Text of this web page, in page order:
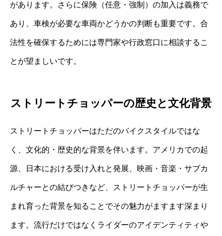
があります。さらに保険（任意・強制）の加入は義務で
あり、車検が必要な車両かどうかの判断も重要です。合
法性を確保するためには専門家や行政窓口に相談するこ
とが望ましいです。
ストリートチョッパーの歴史と文化背景
ストリートチョッパーはただのバイクスタイルではな
く、文化的・歴史的な背景を伴います。アメリカでの起
源、日本における受け入れと発展、映画・音楽・サブカ
ルチャーとの結びつきなど、ストリートチョッパーが生
まれ育った背景を知ることでその魅力がますます深まり
ます。流行だけではなくライダーのアイデンティティや